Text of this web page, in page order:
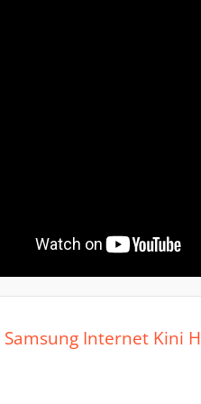
Samsung Internet Kini